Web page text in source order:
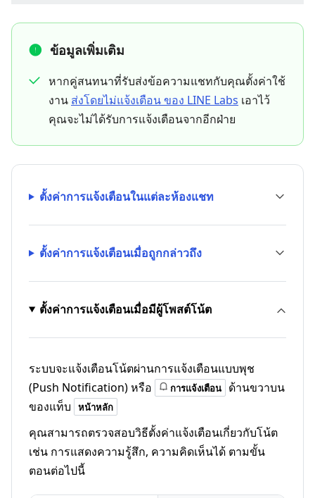
ข้อมูลเพิ่มเติม
หากคู่สนทนาที่รับส่งข้อความแชทกับคุณตั้งค่าใช้
งาน ส่งโดยไม่แจ้งเตือน ของ LINE Labs เอาไว้
คุณจะไม่ได้รับการแจ้งเตือนจากอีกฝ่าย
ตั้งค่าการแจ้งเตือนในแต่ละห้องแชท
ตั้งค่าการแจ้งเตือนเมื่อถูกกล่าวถึง
ตั้งค่าการแจ้งเตือนเมื่อมีผู้โพสต์โน้ต
ระบบจะแจ้งเตือนโน้ตผ่านการแจ้งเตือนแบบพุช
(Push Notification) หรือ
การแจ้งเตือน
ด้านขวาบน
ของแท็บ
หน้าหลัก
คุณสามารถตรวจสอบวิธีตั้งค่าแจ้งเตือนเกี่ยวกับโน้ต
เช่น การแสดงความรู้สึก, ความคิดเห็นได้ ตามขั้น
ตอนต่อไปนี้